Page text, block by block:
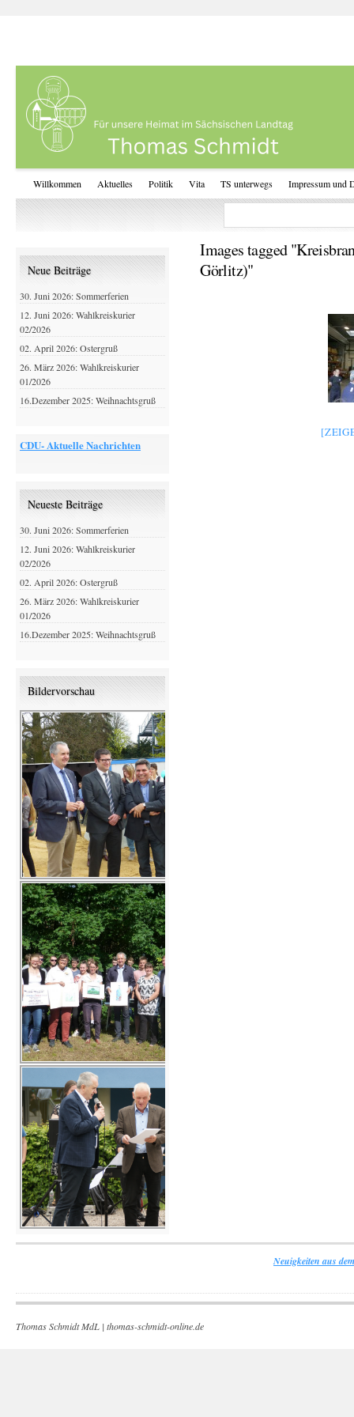
Willkommen Aktuelles Politik Vita TS unterwegs Impressum und
Images tagged
Görlitz)"
Neue Beiträge
30. Juni 2026: Sommerferien
12. Juni 2026: Wahlkreiskurier
02/2026
02. April 2026: Ostergruß
26. März 2026: Wahlkreiskurier
01/2026
16.Dezember 2025: Weihnachtsgruß
CDU- Aktuelle Nachrichten
Neueste Beiträge
30. Juni 2026: Sommerferien
12. Juni 2026: Wahlkreiskurier
02/2026
02. April 2026: Ostergruß
26. März 2026: Wahlkreiskurier
01/2026
16.Dezember 2025: Weihnachtsgruß
Bildervorschau
Neuigkeiten aus
Thomas Schmidt MdL | thomas-schmidt-online.de